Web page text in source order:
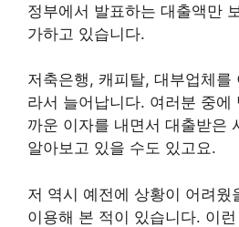
정부에서 발표하는 대출액만
가하고 있습니다.
저축은행, 캐피탈, 대부업체를
라서 늘어납니다. 여러분 중에
까운 이자를 내면서 대출받은
알아보고 있을 수도 있고요.
저 역시 예전에 상황이 어려웠
이용해 본 적이 있습니다. 이